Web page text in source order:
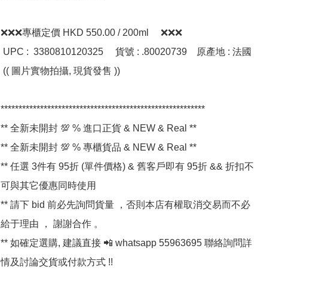
❌❌❌專櫃定價 HKD 550.00 / 200ml     ❌❌❌
*********************************************************
** 全新未開封 💯 % 進口正貨 & NEW & Real **
** 全新未開封 💯 % 專櫃貨品 & NEW & Real **
** 任選 3件有 95折 (單件價格) & 舊客戶即有 95折 && 折扣不
可與其它優惠同時使用
** 請下 bid 前必先詢問貨量 ，否則本店有權取消交易而不必
給于理由 ， 謝謝合作 。
** 如確定選購, 建議直接 📲 whatsapp 55963695 聯絡詢問詳
情及討論交貨或付款方式 !!